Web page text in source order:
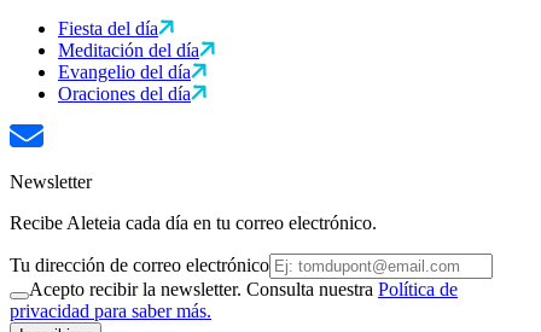
Fiesta del día
Meditación del día
Evangelio del día
Oraciones del día
Newsletter
Recibe Aleteia cada día en tu correo electrónico.
Tu dirección de correo electrónico
Acepto recibir la newsletter. Consulta nuestra Política de
privacidad para saber más.